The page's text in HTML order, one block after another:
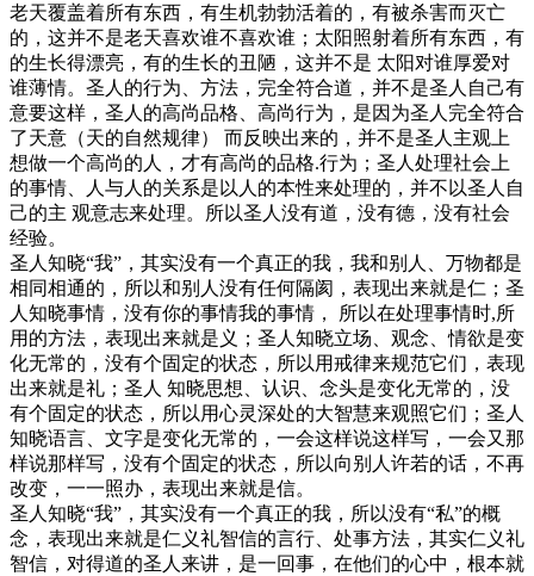
老天覆盖着所有东西，有生机勃勃活着的，有被杀害而灭亡
的，这并不是老天喜欢谁不喜欢谁；太阳照射着所有东西，有
的生长得漂亮，有的生长的丑陋，这并不是 太阳对谁厚爱对
谁薄情。圣人的行为、方法，完全符合道，并不是圣人自己有
意要这样，圣人的高尚品格、高尚行为，是因为圣人完全符合
了天意（天的自然规律） 而反映出来的，并不是圣人主观上
想做一个高尚的人，才有高尚的品格.行为；圣人处理社会上
的事情、人与人的关系是以人的本性来处理的，并不以圣人自
己的主 观意志来处理。所以圣人没有道，没有德，没有社会
经验。
圣人知晓“我”，其实没有一个真正的我，我和别人、万物都是
相同相通的，所以和别人没有任何隔阂，表现出来就是仁；圣
人知晓事情，没有你的事情我的事情， 所以在处理事情时,所
用的方法，表现出来就是义；圣人知晓立场、观念、情欲是变
化无常的，没有个固定的状态，所以用戒律来规范它们，表现
出来就是礼；圣人 知晓思想、认识、念头是变化无常的，没
有个固定的状态，所以用心灵深处的大智慧来观照它们；圣人
知晓语言、文字是变化无常的，一会这样说这样写，一会又那
样说那样写，没有个固定的状态，所以向别人许若的话，不再
改变，一一照办，表现出来就是信。
圣人知晓“我”，其实没有一个真正的我，所以没有“私”的概
念，表现出来就是仁义礼智信的言行、处事方法，其实仁义礼
智信，对得道的圣人来讲，是一回事，在他们的心中，根本就